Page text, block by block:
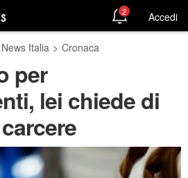
2 Accedi
Italia > Cronaca
per
lei chiede di